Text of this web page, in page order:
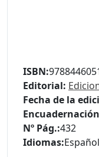
ISBN:
Editorial:
Fecha de la
Nº Pág.:432
Idiomas:Español